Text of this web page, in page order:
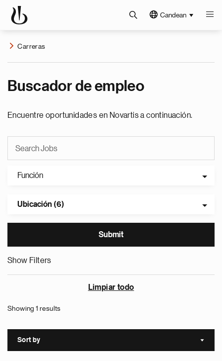
Candean
Carreras
Buscador de empleo
Encuentre oportunidades en Novartis a continuación.
Función
Ubicación (6)
Show Filters
Limpiar todo
Showing 1 results
Sort by Sort